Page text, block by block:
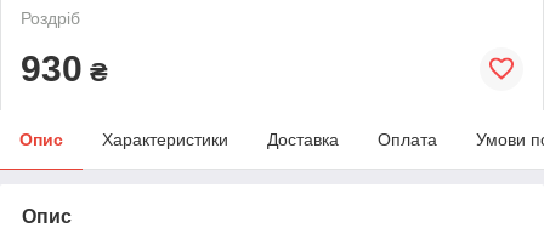
Роздріб
930 ₴
Опис Характеристики Доставка Оплата Умови
Опис